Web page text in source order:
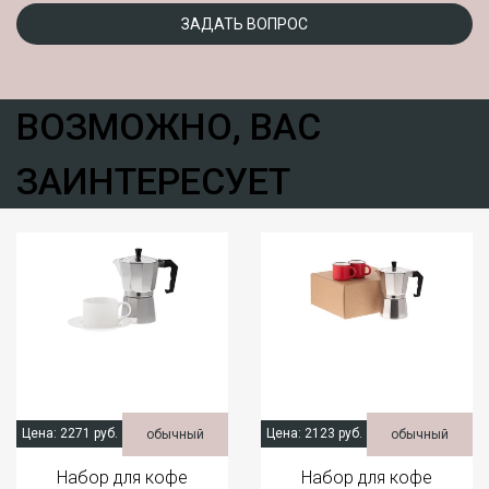
ЗАДАТЬ ВОПРОС
ВОЗМОЖНО, ВАС
ЗАИНТЕРЕСУЕТ
Цена: 2271 руб. обычный
Набор для кофе
Цена: 2123 руб. обычный
Набор для кофе